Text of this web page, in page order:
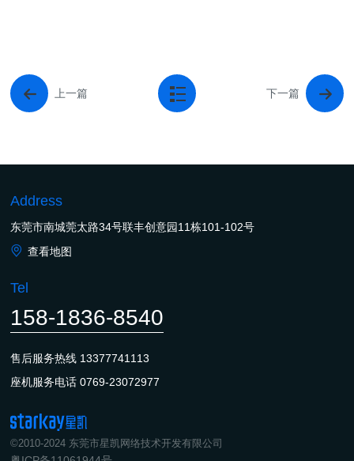
上一篇 下一篇
©2010-2024 东莞市星凯网络技术开发有限公司
Address
东莞市南城莞太路34号联丰创意园11栋101-102号
查看地图
Tel
158-1836-8540
售后服务热线 13377741113
座机服务电话0769-23072977